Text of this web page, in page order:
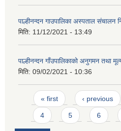
पाल्हीनन्दन गाउपालिका अस्पताल संचालन
मिति: 11/12/2021 - 13:49
पाल्हीनन्दन गाँउपालिकाको अनुगमन तथा
मिति: 09/02/2021 - 10:36
Pages
« first ‹ previous
4 5 6